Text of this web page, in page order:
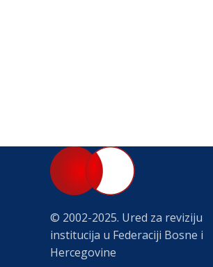
© 2002-2025. Ured za reviziju
institucija u Federaciji Bosne i
Hercegovine